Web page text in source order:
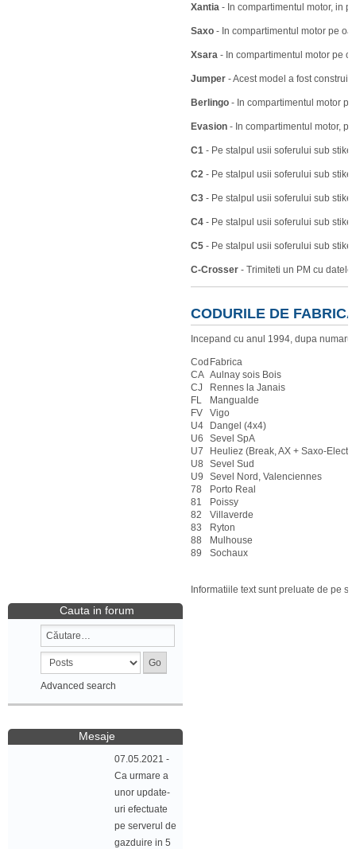
Xantia - In compartimentul motor, in
Saxo - In compartimentul motor pe
Xsara - In compartimentul motor pe
Jumper - Acest model a fost construit
Berlingo - In compartimentul motor
Evasion - In compartimentul motor,
C1 - Pe stalpul usii soferului sub
C2 - Pe stalpul usii soferului sub
C3 - Pe stalpul usii soferului sub
C4 - Pe stalpul usii soferului sub
C5 - Pe stalpul usii soferului sub
C-Crosser - Trimiteti un PM cu
CODURILE DE FABRICA
Incepand cu anul 1994, dupa
Cod Fabrica
CA Aulnay sois Bois
CJ
Rennes la Janais
FL
Mangualde
FV
Vigo
U4
Dangel (4x4)
U6
Sevel SpA
U7
Heuliez (Break, AX + Saxo-
U8
Sevel Sud
U9
Sevel Nord, Valenciennes
78
Porto Real
81
Poissy
82
Villaverde
83
Ryton
88
Mulhouse
89
Sochaux
Informatiile text sunt preluate de pe
Cauta in forum
Advanced search
Mesaje
07.05.2021 -
Ca urmare a
unor update-
uri efectuate
pe serverul de
gazduire in 5